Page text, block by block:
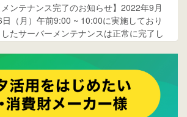
メンテナンス完了のお知らせ】2022年9月
日（月）午前9:00 ~ 10:00に実施しており
したサーバーメンテナンスは正常に完了し
覧ください。
レコンのサイト機能を大幅バージョンアッ
詳細はこちら。⇒告知ページへ